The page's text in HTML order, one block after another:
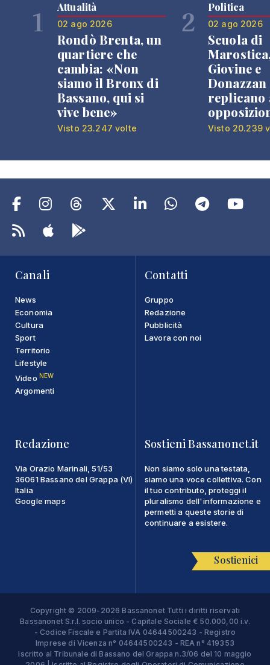
1 Attualità
02 ago 2026
Rondò Brenta, un
quartiere che
cambia: «Non
siamo il Bronx di
Bassano, qui si
vive bene»
Visto 23.247 volte
2 Politica
02 ago 2026
Scuola di
Giovine e
Donazzan
replicano
Visto 20.239
Canali
News
Economia
Cultura
Sport
Territorio
Lifestyle
Video NEW
Argomenti
Contatti
Gruppo
Redazione
Pubblicità
Lavora con noi
Redazione
Via Orazio Marinali, 51/53
36061 Bassano del Grappa (VI)
Italia
Google maps
Sostieni Bassanonet.it
Non siamo solo una testata,
siamo una voce collettiva. Con
il tuo contributo, proteggi il
pluralismo dell'informazione e
permetti a queste storie di
continuare a esistere.
Sostienici
Copyright © 2009-2026 Bassanonet Tutti i diritti riservati
Bassanonet S.r.l. socio unico - Capitale Sociale € 50.000,00 i.v.
- Codice Fiscale e Partita IVA 04644500243 - Registro
Imprese di Vicenza n° 04644500243 - REA n° 419353
Iscritto al Tribunale di Bassano del Grappa n.3/06 del 10 maggio